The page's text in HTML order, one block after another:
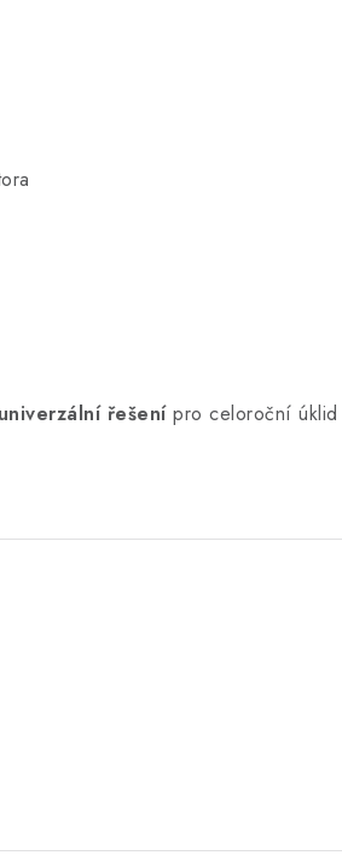
řešenípro celoroční úklid